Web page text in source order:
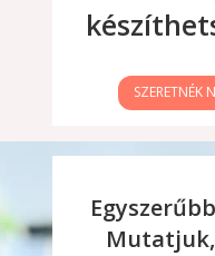
SZERETNÉK